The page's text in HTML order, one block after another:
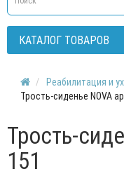
КАТАЛОГ ТОВАРОВ
Реабилитация и
Трость-сиденье NOVA
Трость-
151